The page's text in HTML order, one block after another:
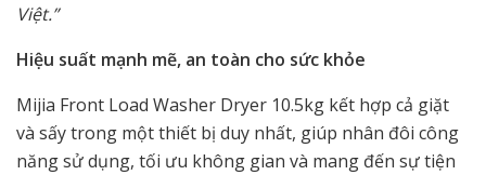
Việt.”
Hiệu suất mạnh mẽ, an toàn cho sức khỏe
Mijia Front Load Washer Dryer 10.5kg kết hợp cả giặt
và sấy trong một thiết bị duy nhất, giúp nhân đôi công
năng sử dụng, tối ưu không gian và mang đến sự tiện